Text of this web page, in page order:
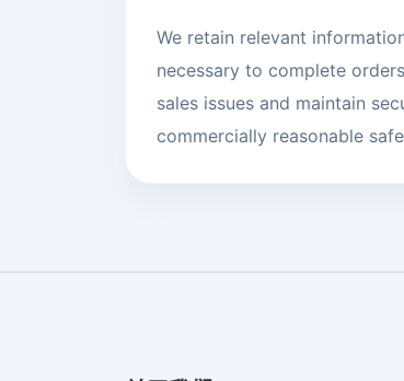
We retain relevant
necessary to complete
sales issues and maintain
commercially reasonable